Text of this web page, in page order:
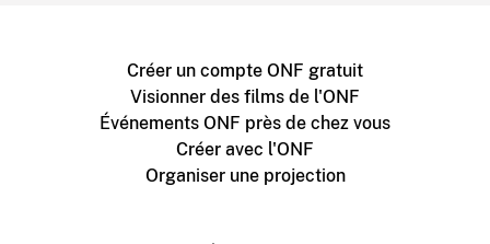
Créer un compte ONF gratuit
Visionner des films de l'ONF
Événements ONF près de chez vous
Créer avec l'ONF
Organiser une projection